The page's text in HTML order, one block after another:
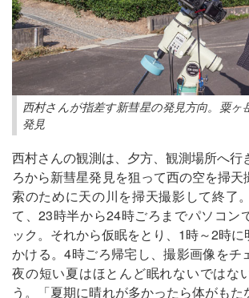
西村さんが指差す新彗星の発見方向。粟ヶ
発見
西村さんの観測は、夕方、観測場所へ行
ろから新彗星発見を狙って西の空を掃天
索のために天の川を掃天撮影して終了
て、23時半から24時ごろまでパソコン
ック。それから仮眠をとり、1時～2時に
かける。4時ごろ帰宅し、撮影画像をチ
夜の短い夏はほとんど眠れないではな
う。「夏期に晴れが多かったら体がも